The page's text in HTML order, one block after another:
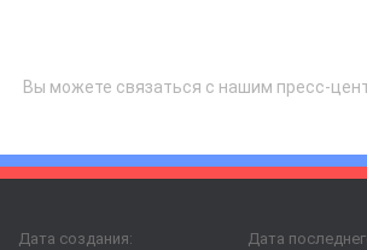
Вы можете связаться с нашим пресс-
Дата создания:
Дата